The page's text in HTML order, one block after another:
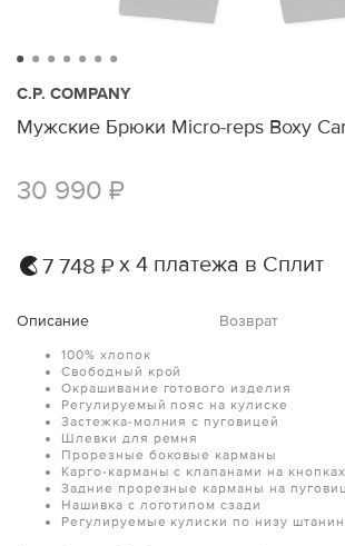
C.P. COMPANY
Мужские Брюки Micro-reps Boxy
30 990 ₽
7 748 ₽ х 4 платежа в Сплит
Описание Возврат
100% хлопок
Свободный крой
Окрашивание готового изделия
Регулируемый пояс на кулиске
Застежка-молния с пуговицей
Шлевки для ремня
Прорезные боковые карманы
Карго-карманы с клапанами на кнопках
Задние прорезные карманы на
Нашивка с логотипом сзади
Регулируемые кулиски по низу штанин